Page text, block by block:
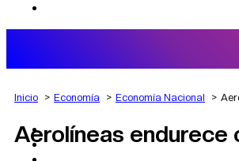
AGRO
DEPORTES
Inicio Economía Economía Nacional
Aerolíneas endurece